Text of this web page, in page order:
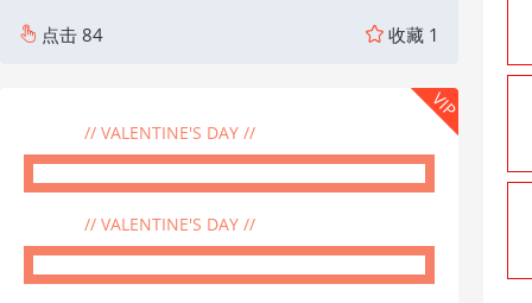
点击 84 收藏 1
// VALENTINE'S DAY //
// VALENTINE'S DAY //
VIP